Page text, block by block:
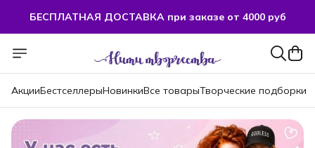
БЕСПЛАТНАЯ ДОСТАВКА при заказе от 4000 руб
БЕСПЛАТНАЯ ДОСТАВКА при заказе от 4000 руб
АкцииБестселлерыНовинкиВсе товарыТворческие подборки